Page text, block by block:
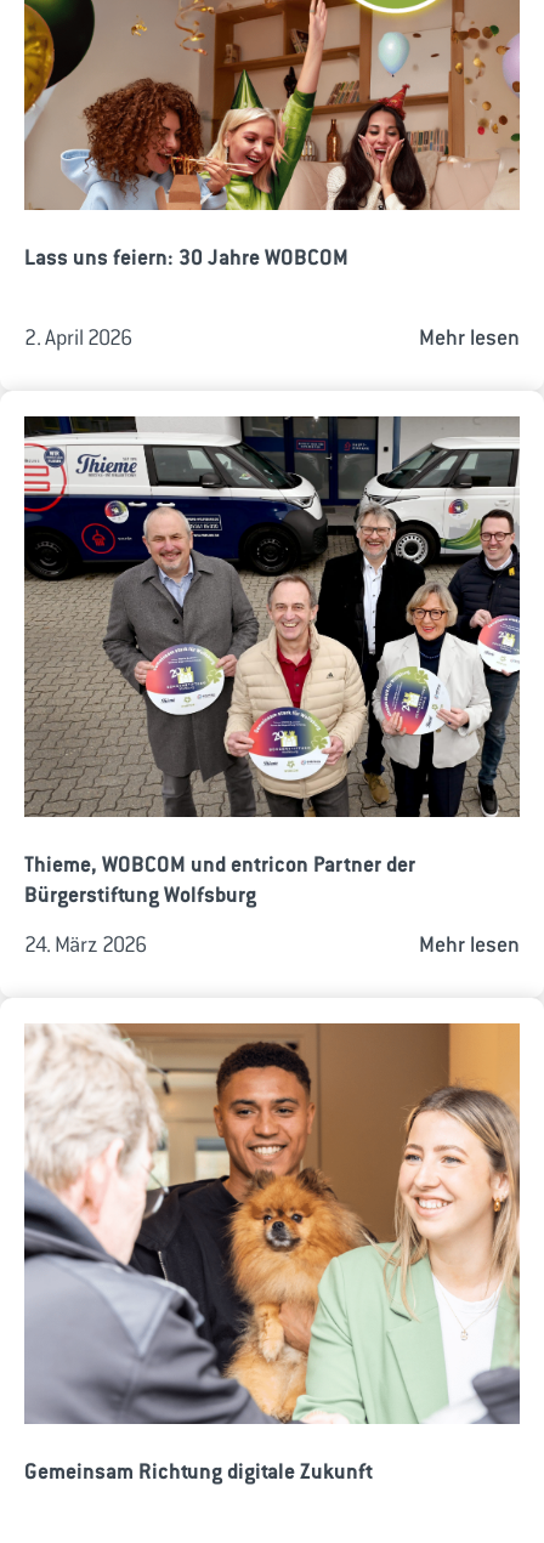
Lass uns feiern: 30 Jahre WOBCOM
2. April 2026 Mehr lesen
Thieme, WOBCOM und entricon Partner der
Bürgerstiftung Wolfsburg
24. März 2026 Mehr lesen
Gemeinsam Richtung digitale Zukunft